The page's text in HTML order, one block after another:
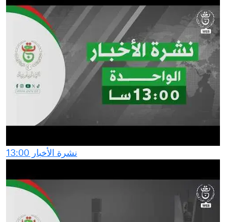
نشرة الأخبار 13:00